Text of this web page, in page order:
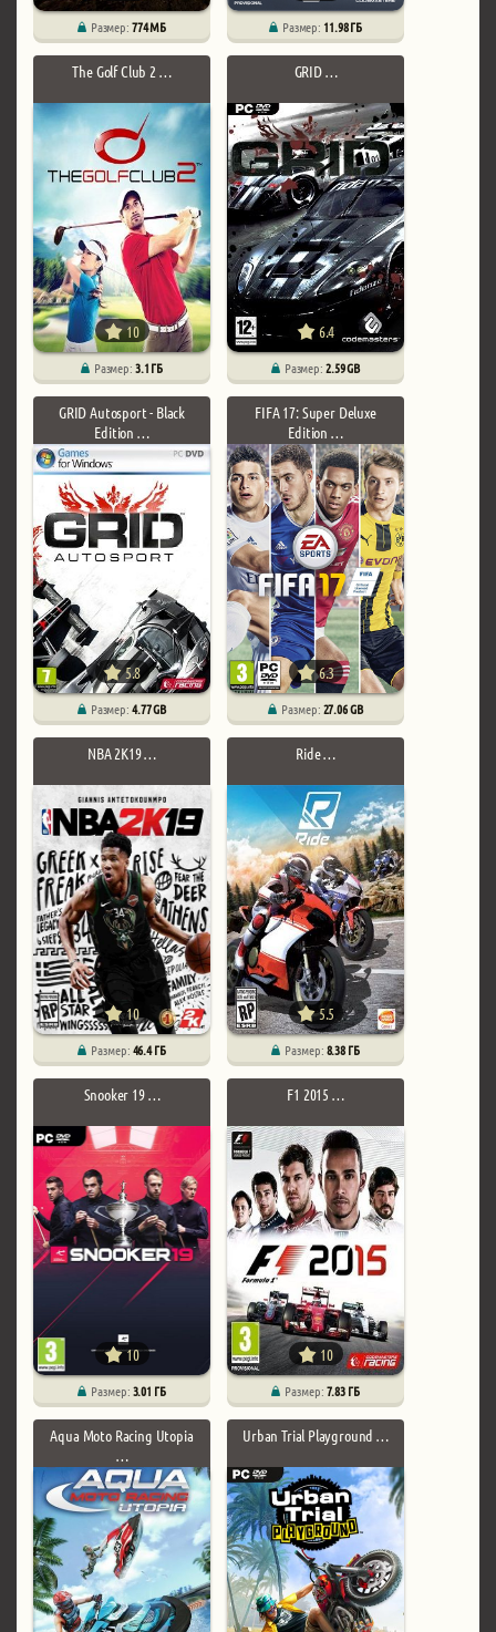
Размер:774 МБ Размер: 11.98 ГБ
The Golf Club 2 …
10
Размер:3.1 ГБ
GRID …
6.4
Размер:2.59 GB
GRID Autosport - Black
Edition …
5.8
Размер:4.77 GB
FIFA 17: Super Deluxe
Edition …
6.3
Размер:27.06 GB
NBA 2K19 …
10
Размер:46.4 ГБ
Ride …
5.5
Размер:8.38 ГБ
Snooker 19 …
10
Размер:3.01 ГБ
F1 2015 …
10
Размер:7.83 ГБ
Aqua Moto Racing Utopia
…
Urban Trial Playground …